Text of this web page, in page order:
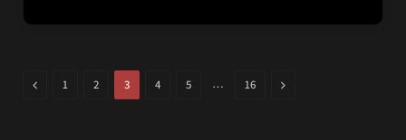
Previous
1 2 3 4 5 … 16 Next